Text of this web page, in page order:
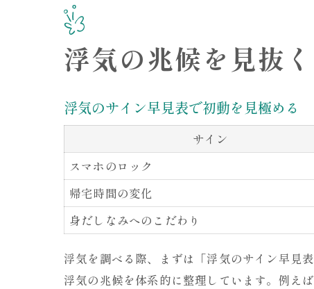
浮気の兆候を見抜
浮気のサイン早見表で初動を見極める
サイン
スマホのロック
帰宅時間の変化
身だしなみへのこだわり
浮気を調べる際、まずは「浮気のサイン早見
浮気の兆候を体系的に整理しています。例え